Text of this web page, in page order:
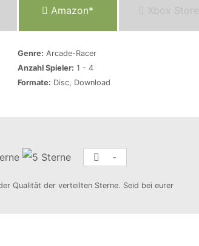
Amazon* Xbox Store
Genre: Arcade-Racer
Anzahl Spieler: 1 - 4
Formate: Disc, Download
-
Qualität der verteilten Sterne. Seid bei eurer